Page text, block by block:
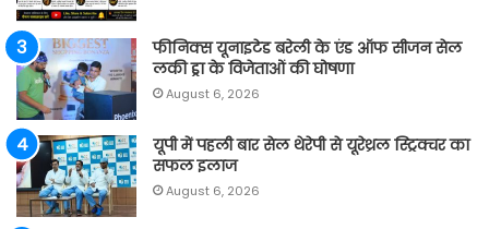
फीनिक्स यूनाइटेड बरेली के एंड ऑफ सीजन सेल
लकी ड्रा के विजेताओं की घोषणा
August 6, 2026
यूपी में पहली बार सेल थेरेपी से यूरेथ्रल स्ट्रिक्चर का
सफल इलाज
August 6, 2026